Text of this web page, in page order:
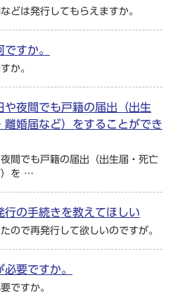
どは発行してもらえますか。
すか。
か。
や夜間でも戸籍の届出（出生
離婚届など）をすることができ
間でも戸籍の届出（出生届・死亡
）を …
行の手続きを教えてほしい
ので再発行して欲しいのですが。
要ですか。
ですか。